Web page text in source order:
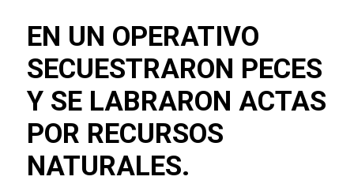
EN UN OPERATIVO
SECUESTRARON PECES
Y SE LABRARON ACTAS
POR RECURSOS
NATURALES.